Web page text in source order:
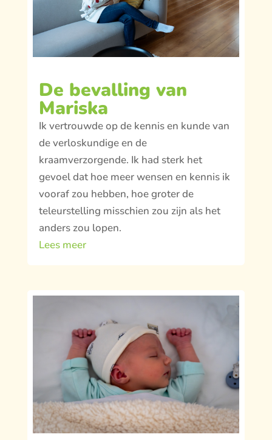
De bevalling van
Mariska
Ik vertrouwde op de kennis en kunde van
de verloskundige en de
kraamverzorgende. Ik had sterk het
gevoel dat hoe meer wensen en kennis ik
vooraf zou hebben, hoe groter de
teleurstelling misschien zou zijn als het
anders zou lopen.
Lees meer